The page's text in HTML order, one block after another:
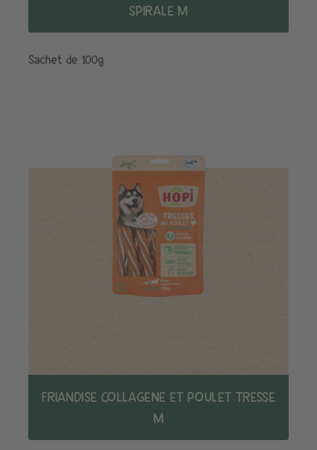
SPIRALE M
Sachet de 100g
FRIANDISE COLLAGENE ET POULET TRESSE
M